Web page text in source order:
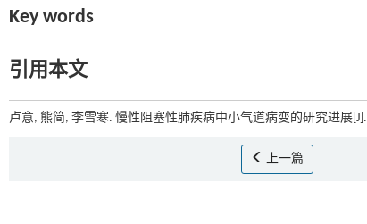
Key words
引用本文
卢意, 熊简, 李雪寒. 慢性阻塞性肺疾病中小气道病变的研究进展[J].
上一篇